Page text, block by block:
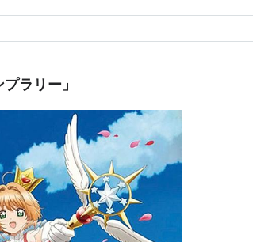
用として、令和４年…
ラリー」